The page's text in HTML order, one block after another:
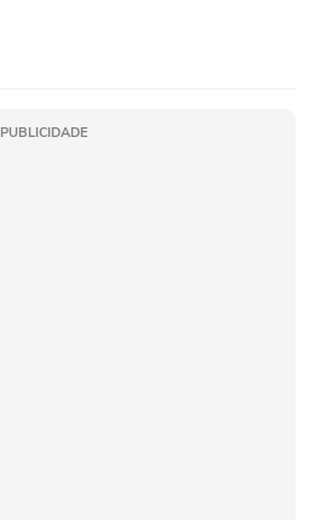
PUBLICIDADE